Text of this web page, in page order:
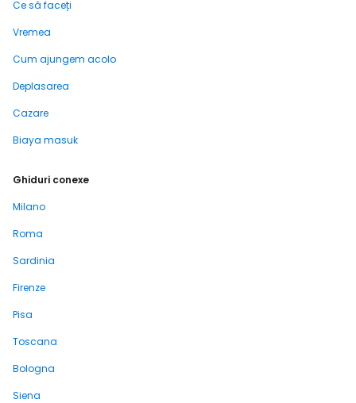
Ce să faceți
Vremea
Cum ajungem acolo
Deplasarea
Cazare
Biaya masuk
Ghiduri conexe
Milano
Roma
Sardinia
Firenze
Pisa
Toscana
Bologna
Siena